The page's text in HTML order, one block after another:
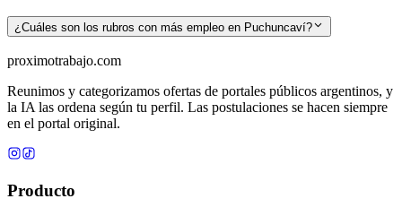
¿Cuáles son los rubros con más empleo en Puchuncaví?
proximotrabajo.com
Reunimos y categorizamos ofertas de portales públicos argentinos, y
la IA las ordena según tu perfil. Las postulaciones se hacen siempre
en el portal original.
Producto